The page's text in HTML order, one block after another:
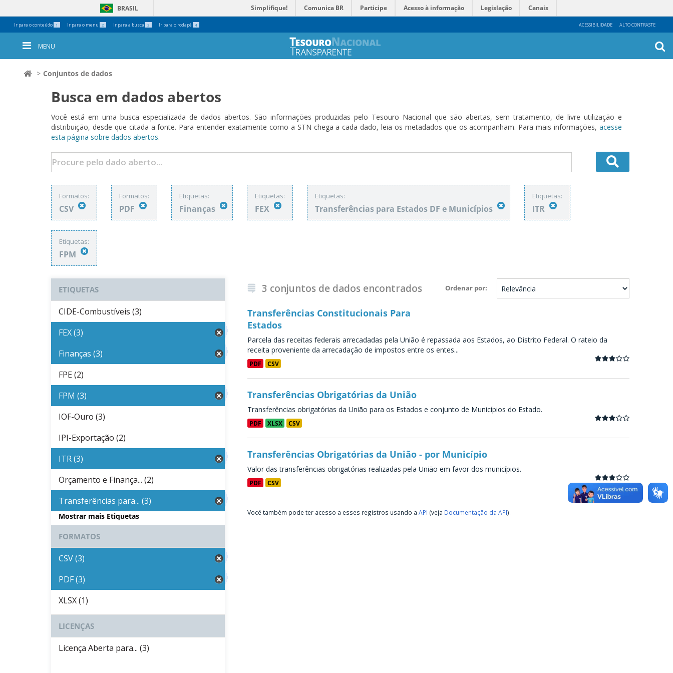
Ir para o conteúdo 1 Ir para o menu 2 Ir para a busca 3 Ir para o rodapé 4 ACESSIBILIDADE ALTO CONTRASTE
BRASIL Simplifique! Comunica BR Participe Acesso à informação Legislação Canais
Ferramentas
Pessoais
MENU
Conjuntos de dados
Busca em dados abertos
Você está em uma busca especializada de dados abertos. São informações produzidas pelo Tesouro Nacional que são abertas, sem tratamento, de livre utilização e
distribuição, desde que citada a fonte. Para entender exatamente como a STN chega a cada dado, leia os metadados que os acompanham. Para mais informações, acesse
esta página sobre dados abertos.
Formatos:
CSV
Formatos:
PDF
Etiquetas:
Finanças
Etiquetas:
FEX
Etiquetas:
Transferências para Estados DF e Municípios
Etiquetas:
ITR
Etiquetas:
FPM
Ordenar por
3 conjuntos de dados encontrados
Transferências Constitucionais Para
Estados
Parcela das receitas federais arrecadadas pela União é repassada aos Estados, ao Distrito Federal. O rateio da
receita proveniente da arrecadação de impostos entre os entes...
PDF CSV
Transferências Obrigatórias da União
Transferências obrigatórias da União para os Estados e conjunto de Municípios do Estado.
PDF XLSX CSV
Transferências Obrigatórias da União - por Município
Valor das transferências obrigatórias realizadas pela União em favor dos municípios.
PDF CSV
Você também pode ter acesso a esses registros usando a API (veja Documentação da API).
ETIQUETAS
CIDE-Combustíveis (3)
FEX (3)
Finanças (3)
FPE (2)
FPM (3)
IOF-Ouro (3)
IPI-Exportação (2)
ITR (3)
Orçamento e Finança... (2)
Transferências para... (3)
Mostrar mais Etiquetas
FORMATOS
CSV (3)
PDF (3)
XLSX (1)
LICENÇAS
Licença Aberta para... (3)